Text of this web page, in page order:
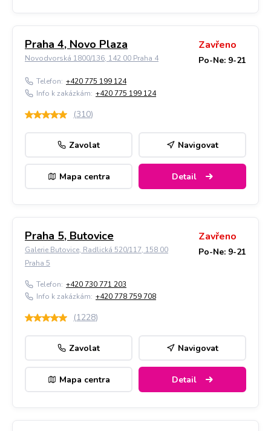
Praha 4, Novo Plaza
Novodvorská 1800/136, 142 00 Praha 4
Zavřeno
Po-Ne: 9-21
Telefon: +420 775 199 124
Info k zakázkám: +420 775 199 124
(310)
Zavolat Navigovat
Mapa centra Detail
Praha 5, Butovice
Galerie Butovice, Radlická 520/117, 158 00
Praha 5
Zavřeno
Po-Ne: 9-21
Telefon: +420 730 771 203
Info k zakázkám: +420 778 759 708
(1228)
Zavolat Navigovat
Mapa centra Detail